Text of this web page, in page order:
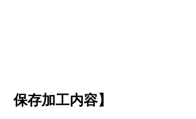
保存加工内容】